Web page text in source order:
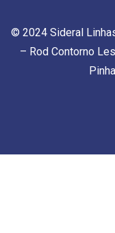
© 2024 Sideral
– Rod Contorno